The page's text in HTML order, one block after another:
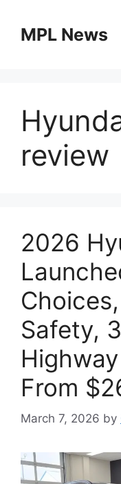
contentMPL News
review
2026
Safety,
From
March 7, 2026 by